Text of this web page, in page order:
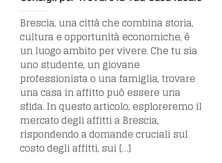
Brescia, una città che combina storia,
cultura e opportunità economiche, è
un luogo ambito per vivere. Che tu sia
uno studente, un giovane
professionista o una famiglia, trovare
una casa in affitto può essere una
sfida. In questo articolo, esploreremo il
mercato degli affitti a Brescia,
rispondendo a domande cruciali sul
costo degli affitti, sui […]